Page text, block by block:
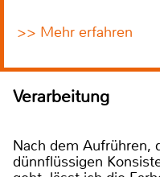
>> Mehr erfahren
Verarbeitung
Nach dem Aufrühren,
dünnflüssigen